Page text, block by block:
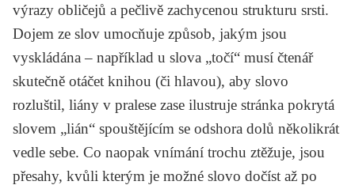
výrazy obličejů a pečlivě zachycenou strukturu srsti.
Dojem ze slov umocňuje způsob, jakým jsou
vyskládána – například u slova „točí“ musí čtenář
skutečně otáčet knihou (či hlavou), aby slovo
rozluštil, liány v pralese zase ilustruje stránka pokrytá
slovem „lián“ spouštějícím se odshora dolů několikrát
vedle sebe. Co naopak vnímání trochu ztěžuje, jsou
přesahy, kvůli kterým je možné slovo dočíst až po